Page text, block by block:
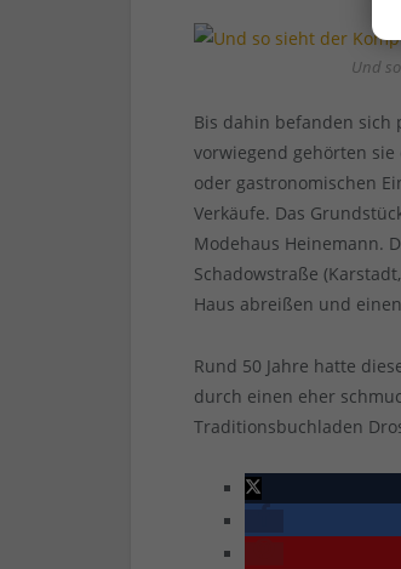
Und
Bis dahin befanden sich
vorwiegend gehörten
oder gastronomischen
Verkäufe. Das
Modehaus Heinemann.
Schadowstraße
Haus abreißen und
Rund 50 Jahre hatte
durch einen eher
Traditionsbuchladen